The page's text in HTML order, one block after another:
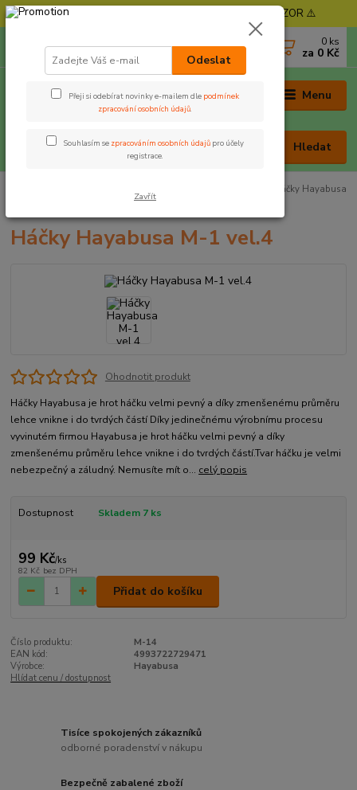
⚠️ POZOR - Objednávky expedujeme od 11. 8. - POZOR ⚠️
Menu
Hledat
0 ks
za 0 Kč
Háčky Hayabusa
Háčky Hayabusa M-1 vel.4
Ohodnotit produkt
Háčky Hayabusa je hrot háčku velmi pevný a díky zmenšenému průměru
lehce vnikne i do tvrdých částí Díky jedinečnému výrobnímu procesu
vyvinutém firmou Hayabusa je hrot háčku velmi pevný a díky
zmenšenému průměru lehce vnikne i do tvrdých částí.Tvar háčku je velmi
nebezpečný a záludný. Nemusíte mít o... celý popis
Dostupnost Skladem 7 ks
99 Kč/ks
82 Kč bez DPH
Přidat do košíku
Číslo produktu:
M-14
EAN kód:
4993722729471
Výrobce:
Hayabusa
Hlídat cenu / dostupnost
Tisíce spokojených zákazníků
odborné poradenství v nákupu
Bezpečně zabalené zboží
Odeslat
Přeji si odebírat novinky e-mailem dle podmínek
zpracování osobních údajů.
Souhlasím se zpracováním osobních údajů pro účely
registrace.
Zavřít